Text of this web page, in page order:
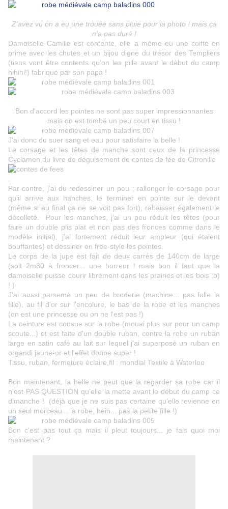
Z'avez vu on a eu une trouée sans pluie pour la photo ! mais ça
n'a pas duré !
Damoiselle Camille est contente, elle a même eu une coiffe en
prime avec les chutes et un bijou digne du trésor des Templiers
(tiens vont être contents qu'on les pille avant le début du camp
hihihi!) fabriqué par son papa !
Bon d'accord les pointes ne sont pas super impressionnantes
mais on est tombé un peu court en tissu !
J'ai donc du suer sang et eau pour satisfaire la belle !
Le corsage et les têtes de manche sont ceux de la princesse
Cyclamen du livre de déguisement de contes de fée de Citronille
Par contre, j'ai du redessiner un peu ; rallonger le corsage pour
qu'il arrive aux hanches, le terminer en pointe sur le devant
(même si au final ça ne se voit pas fort), rabaisser également le
décolleté. Pour les manches, j'ai un peu réduit les têtes (pour
faire un double plis plat et non pas des fronces comme dans le
modèle initial), j'ai fortement réduit leur ampleur (qui étaient
bouffantes) et dessiner en free-style les pointes.
Le corps de la jupe est fait de deux carrés de 140cm de large
(soit 2m80 à froncer... une horreur ! mais bon il faut que la
damoiselle puisse courir librement dans les prairies et les bois ;o)
! )
J'ai aussi parsemé un peu de broderie (machine... pas folle la
fille), au fil d'or sur l'encolure, le bas de la robe et les manches
(on est une princesse ou on ne l'est pas !)
La ceinture est cousue sur la robe (mouai plus sur pour un camp
scoute...) et est faite d'un double ruban, contre la robe un ruban
large en satin café au lait sur lequel j'ai superposé un ruban en
organdi jaune-or et l'effet donne super !
Tissu, ruban, fermeture éclaire,fil : mondial Textile à Waterloo
Bon maintenant, la belle ne peut que la regarder sa robe car il
n'est PAS QUESTION qu'elle la mette avant le début du camp ce
dimanche ! (déjà que je ne suis pas certaine qu'elle revienne en
un seul morceau... la robe, hein... pas la petite fille !)
Bon c'est pas tout ça mais il pleut toujours... je fais quoi moi
maintenant ?